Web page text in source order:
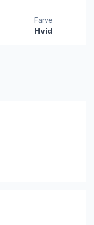
Farve
Hvid